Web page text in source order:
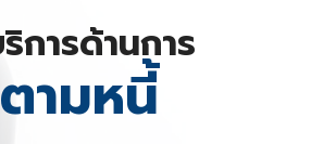
การด้านการ
ามหนี้